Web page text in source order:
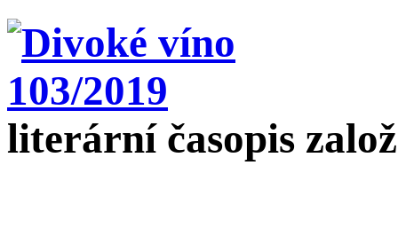
literární časopis